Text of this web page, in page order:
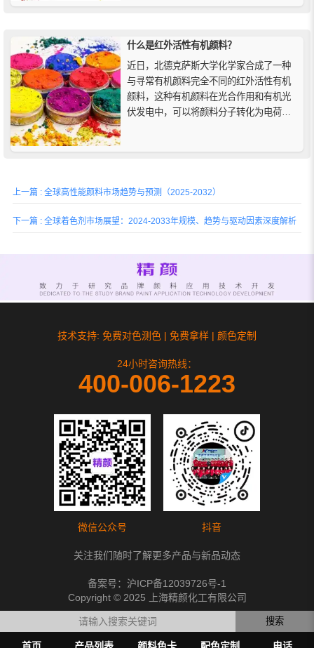
什么是红外活性有机颜料？
近日，北德克萨斯大学化学家合成了一种
与寻常有机颜料完全不同的红外活性有机
颜料，这种有机颜料在光合作用和有机光
伏发电中，可以将颜料分子转化为电荷，
上一篇 : 全球高性能颜料市场趋势与预测（2025-2032）
下一篇 : 全球着色剂市场展望：2024-2033年规模、趋势与驱动因素深度解析
技术支持: 免费对色测色 | 免费拿样 | 颜色定制
24小时咨询热线：
400-006-1223
微信公众号 抖音
关注我们随时了解更多产品与新品动态
备案号： 沪ICP备12039726号-1
Copyright © 2025 上海精颜化工有限公司
搜索